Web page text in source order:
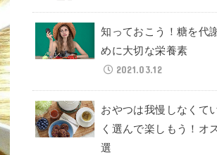
知っておこう！糖を代
めに大切な栄養素
2021.03.12
おやつは我慢しなくて
く選んで楽しもう！オ
選